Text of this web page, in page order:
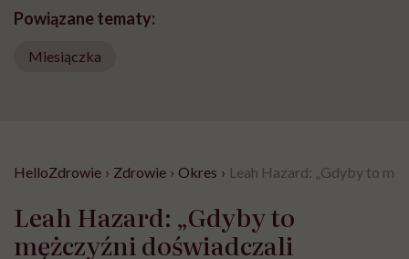
Powiązane tematy:
Miesiączka
HelloZdrowie › Zdrowie › Okres › Leah Hazard: „Gdyby to
Leah Hazard: „Gdyby to
mężczyźni doświadczali